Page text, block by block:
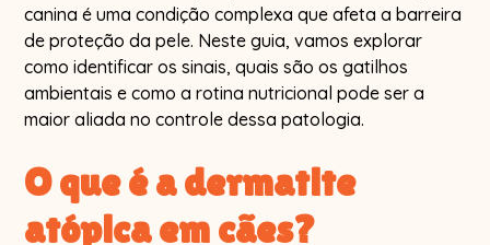
canina é uma condição complexa que afeta a barreira
de proteção da pele. Neste guia, vamos explorar
como identificar os sinais, quais são os gatilhos
ambientais e como a rotina nutricional pode ser a
maior aliada no controle dessa patologia.
O que é a dermatite
atópica em cães?